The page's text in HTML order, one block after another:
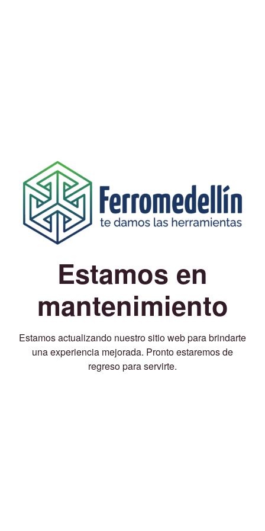
Estamos en
mantenimiento
Estamos actualizando nuestro sitio web para brindarte
una experiencia mejorada. Pronto estaremos de
regreso para servirte.